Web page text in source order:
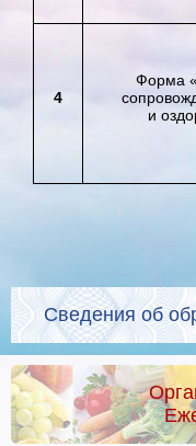
4
Форма
и
Сведения об